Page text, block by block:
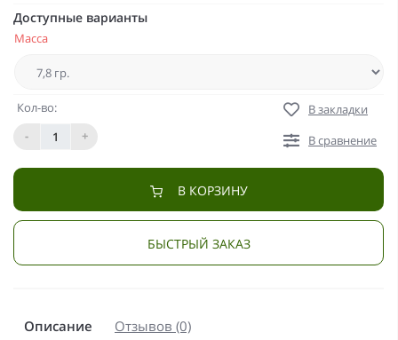
Доступные варианты
Масса
Кол-во:
-
+
В закладки
В сравнение
В КОРЗИНУ
БЫСТРЫЙ ЗАКАЗ
Описание Отзывов (0)